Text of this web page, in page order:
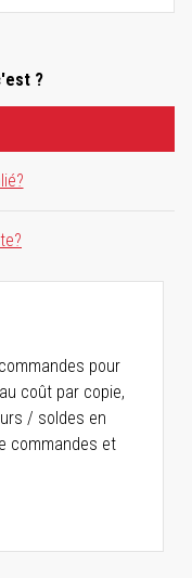
?
pour
coût par copie,
/ soldes en
commandes et